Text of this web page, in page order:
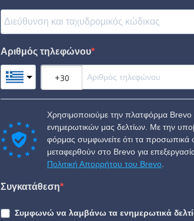
Αριθμός τηλεφώνου
Χρησιμοποιούμε την πλατφόρμα
ενημερωτικών μας δελτίων. Με την
φόρμας συμφωνείτε ότι τα προσωπικά
μεταφερθούν στο Brevo για
Πολιτική Απορρήτου του Brevo
Συγκατάθεση
Συμφωνώ να λαμβάνω τα ενημερωτικά